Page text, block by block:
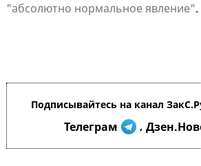
"абсолютно нормальное явление".
Подписывайтесь на канал
Телеграм ,